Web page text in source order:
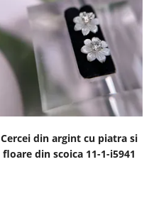
Cercei din argint cu piatra si
floare din scoica 11-1-i5941